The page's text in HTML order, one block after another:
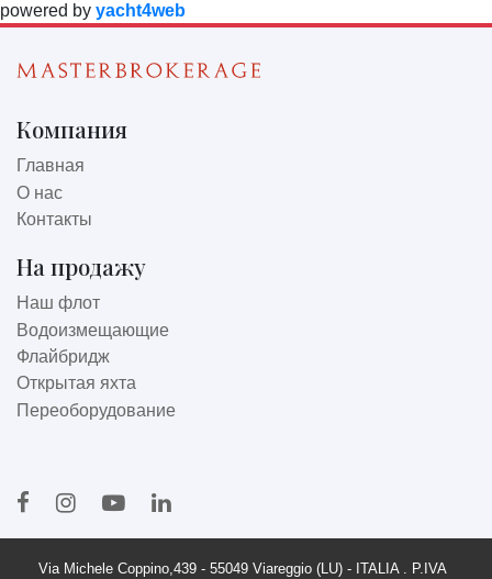
powered by yacht4web
Компания
Главная
О нас
Контакты
На продажу
Наш флот
Водоизмещающие
Флайбридж
Открытая яхта
Переоборудование
Via Michele Coppino,439 - 55049 Viareggio (LU) - ITALIA . P.IVA